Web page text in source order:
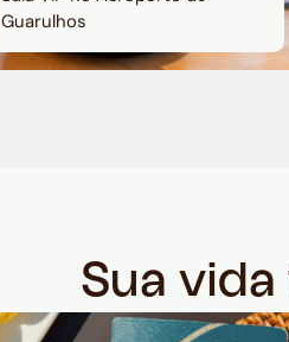
Guarulhos
Sua